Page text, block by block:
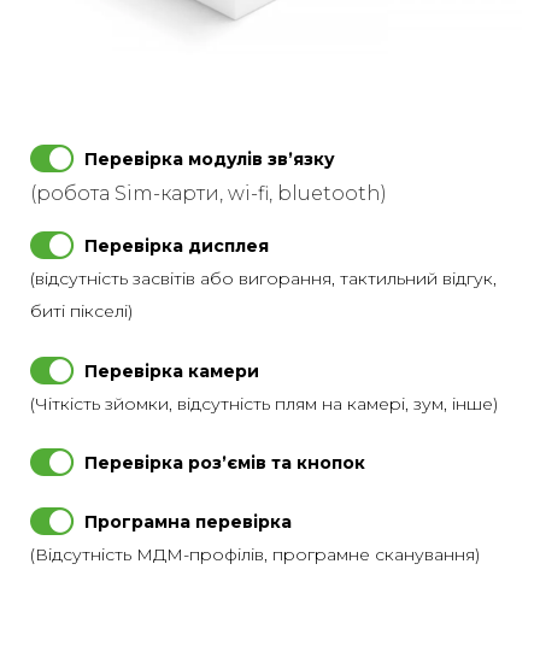
Перевірка модулів звʼязку
(робота Sim-карти, wi-fi, bluetooth)
Перевірка дисплея
(відсутність засвітів або вигорання, тактильний відгук,
биті пікселі)
Перевірка камери
(Чіткість зйомки, відсутність плям на камері, зум, інше)
Перевірка розʼємів та кнопок
Програмна перевірка
(Відсутність МДМ-профілів, програмне сканування)